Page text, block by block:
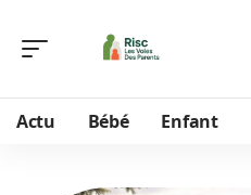
Actu Bébé Enfant